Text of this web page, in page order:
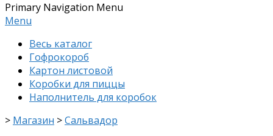
Primary Navigation Menu
Menu
Весь каталог
Гофрокороб
Картон листовой
Коробки для пиццы
Наполнитель для коробок
> Магазин >Сальвадор